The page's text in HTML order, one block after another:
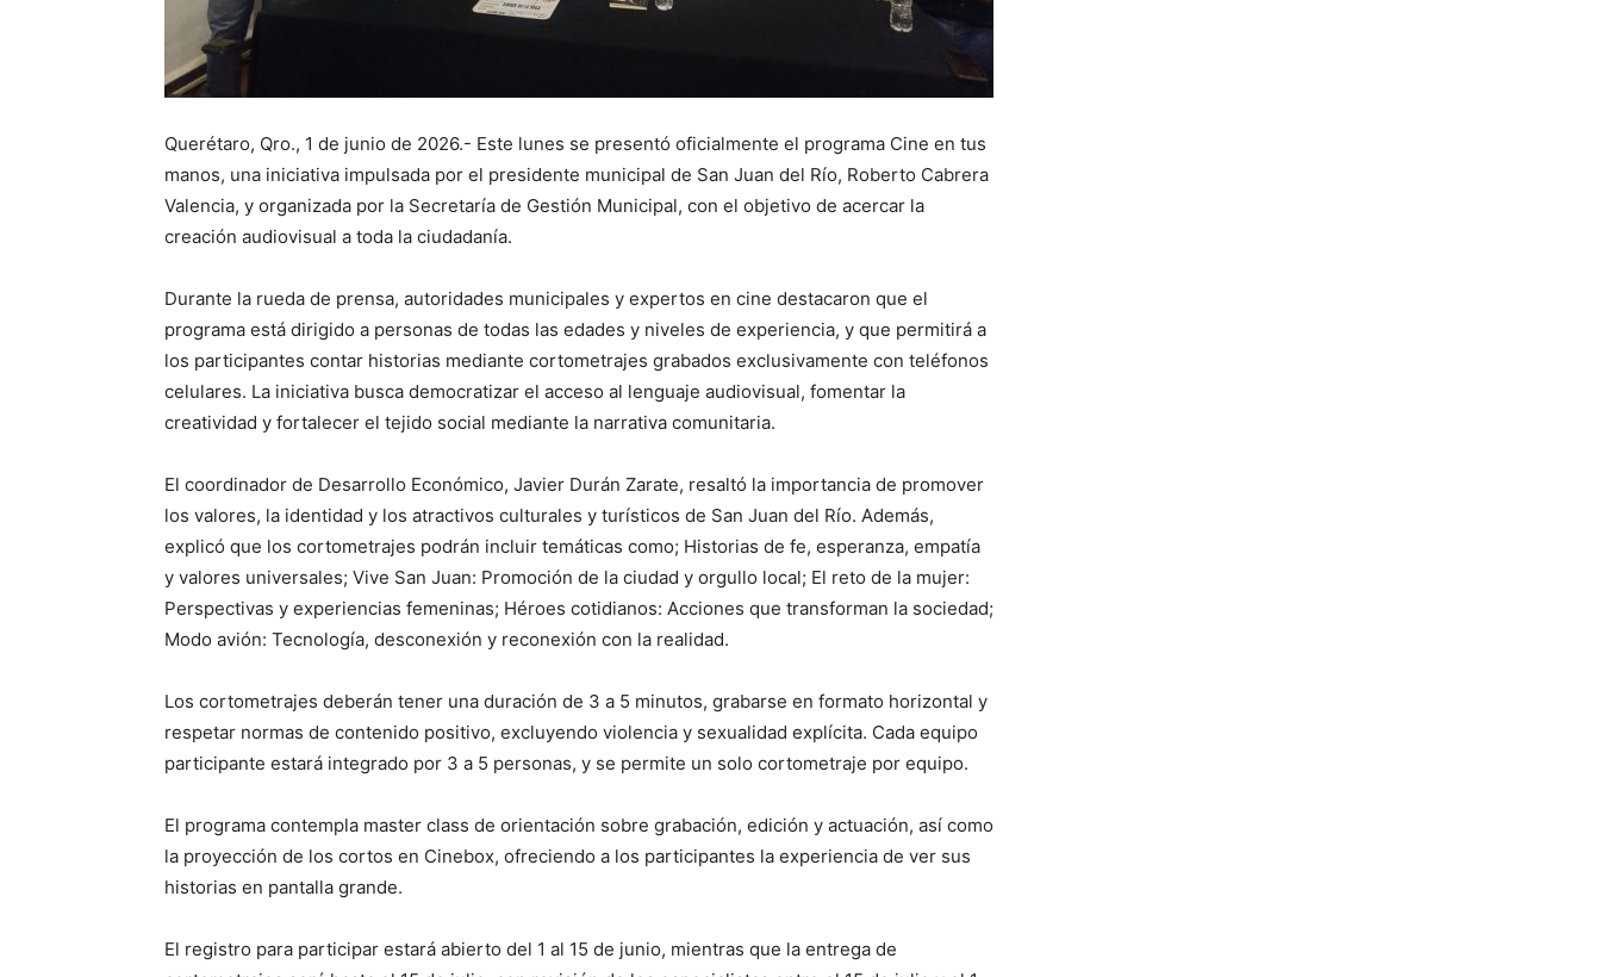
Querétaro, Qro., 1 de junio de 2026.- Este lunes se presentó oficialmente el programa Cine en tus
manos, una iniciativa impulsada por el presidente municipal de San Juan del Río, Roberto Cabrera
Valencia, y organizada por la Secretaría de Gestión Municipal, con el objetivo de acercar la
creación audiovisual a toda la ciudadanía.
Durante la rueda de prensa, autoridades municipales y expertos en cine destacaron que el
programa está dirigido a personas de todas las edades y niveles de experiencia, y que permitirá a
los participantes contar historias mediante cortometrajes grabados exclusivamente con teléfonos
celulares. La iniciativa busca democratizar el acceso al lenguaje audiovisual, fomentar la
creatividad y fortalecer el tejido social mediante la narrativa comunitaria.
El coordinador de Desarrollo Económico, Javier Durán Zarate, resaltó la importancia de promover
los valores, la identidad y los atractivos culturales y turísticos de San Juan del Río. Además,
explicó que los cortometrajes podrán incluir temáticas como; Historias de fe, esperanza, empatía
y valores universales; Vive San Juan: Promoción de la ciudad y orgullo local; El reto de la mujer:
Perspectivas y experiencias femeninas; Héroes cotidianos: Acciones que transforman la sociedad;
Modo avión: Tecnología, desconexión y reconexión con la realidad.
Los cortometrajes deberán tener una duración de 3 a 5 minutos, grabarse en formato horizontal y
respetar normas de contenido positivo, excluyendo violencia y sexualidad explícita. Cada equipo
participante estará integrado por 3 a 5 personas, y se permite un solo cortometraje por equipo.
El programa contempla master class de orientación sobre grabación, edición y actuación, así como
la proyección de los cortos en Cinebox, ofreciendo a los participantes la experiencia de ver sus
historias en pantalla grande.
El registro para participar estará abierto del 1 al 15 de junio, mientras que la entrega de